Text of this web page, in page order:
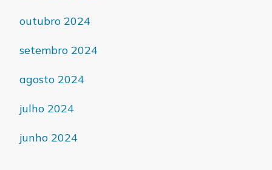
outubro 2024
setembro 2024
agosto 2024
julho 2024
junho 2024